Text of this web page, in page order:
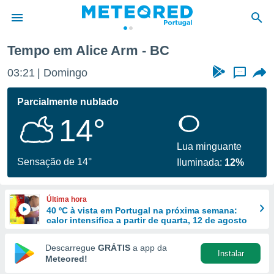
da
foi
fornecidas
a este
das
e
forma
digital
Tempo em Alice Arm - BC
03:21 Domingo ...
Parcialmente nublado
14°
Sensação de 14°
Lua minguante
Iluminada: 12%
Última hora
40 ºC à vista em Portugal na próxima semana:
calor intensifica a partir de quarta, 12 de agosto
Descarregue GRÁTIS a app da
Meteored!
Instalar